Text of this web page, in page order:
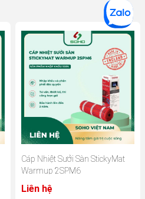
Cáp Nhiệt Sưởi Sàn StickyMat
Warmup 2SPM6
Liên hệ